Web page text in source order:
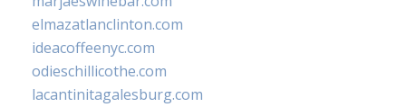
elmazatlanclinton.com
ideacoffeenyc.com
odieschillicothe.com
lacantinitagalesburg.com